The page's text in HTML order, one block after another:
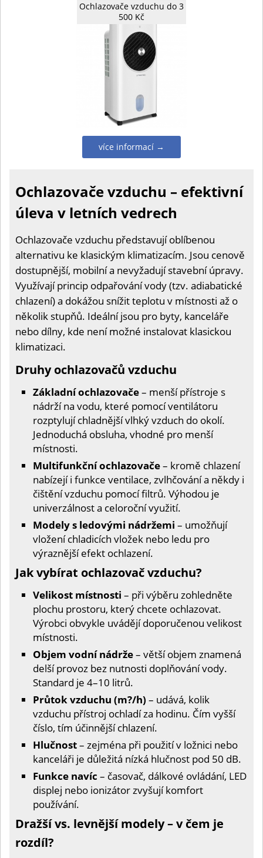
Ochlazovače vzduchu do 3
500 Kč
více informací →
Ochlazovače vzduchu – efektivní
úleva v letních vedrech
Ochlazovače vzduchu představují oblíbenou
alternativu ke klasickým klimatizacím. Jsou cenově
dostupnější, mobilní a nevyžadují stavební úpravy.
Využívají princip odpařování vody (tzv. adiabatické
chlazení) a dokážou snížit teplotu v místnosti až o
několik stupňů. Ideální jsou pro byty, kanceláře
nebo dílny, kde není možné instalovat klasickou
klimatizaci.
Druhy ochlazovačů vzduchu
Základní ochlazovače– menší přístroje s
nádrží na vodu, které pomocí ventilátoru
rozptylují chladnější vlhký vzduch do okolí.
Jednoduchá obsluha, vhodné pro menší
místnosti.
Multifunkční ochlazovače– kromě chlazení
nabízejí i funkce ventilace, zvlhčování a někdy i
čištění vzduchu pomocí filtrů. Výhodou je
univerzálnost a celoroční využití.
Modely s ledovými nádržemi – umožňují
vložení chladicích vložek nebo ledu pro
výraznější efekt ochlazení.
Jak vybírat ochlazovač vzduchu?
Velikost místnosti – při výběru zohledněte
plochu prostoru, který chcete ochlazovat.
Výrobci obvykle uvádějí doporučenou velikost
místnosti.
Objem vodní nádrže– větší objem znamená
delší provoz bez nutnosti doplňování vody.
Standard je 4–10 litrů.
Průtok vzduchu (m?/h) – udává, kolik
vzduchu přístroj ochladí za hodinu. Čím vyšší
číslo, tím účinnější chlazení.
Hlučnost– zejména při použití v ložnici nebo
kanceláři je důležitá nízká hlučnost pod 50 dB.
Funkce navíc – časovač, dálkové ovládání, LED
displej nebo ionizátor zvyšují komfort
používání.
Dražší vs. levnější modely – v čem je
rozdíl?